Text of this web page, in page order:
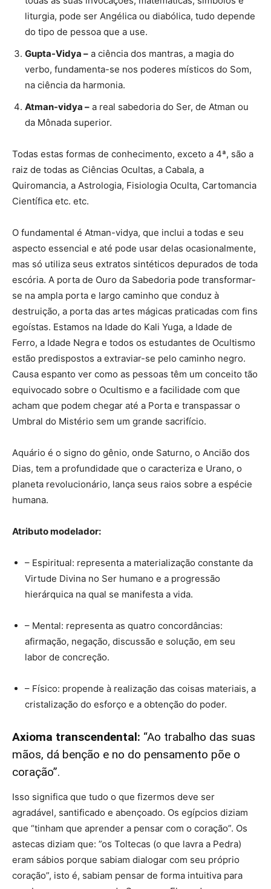
liturgia, pode ser Angélica ou diabólica, tudo depende
do tipo de pessoa que a use.
Gupta-Vidya – a ciência dos mantras, a magia do
verbo, fundamenta-se nos poderes místicos do Som,
na ciência da harmonia.
Atman-vidya – a real sabedoria do Ser, de Atman ou
da Mônada superior.
Todas estas formas de conhecimento, exceto a 4ª, são a
raiz de todas as Ciências Ocultas, a Cabala, a
Quiromancia, a Astrologia, Fisiologia Oculta, Cartomancia
Científica etc. etc.
O fundamental é Atman-vidya, que inclui a todas e seu
aspecto essencial e até pode usar delas ocasionalmente,
mas só utiliza seus extratos sintéticos depurados de toda
escória. A porta de Ouro da Sabedoria pode transformar-
se na ampla porta e largo caminho que conduz à
destruição, a porta das artes mágicas praticadas com fins
egoístas. Estamos na Idade do Kali Yuga, a Idade de
Ferro, a Idade Negra e todos os estudantes de Ocultismo
estão predispostos a extraviar-se pelo caminho negro.
Causa espanto ver como as pessoas têm um conceito tão
equivocado sobre o Ocultismo e a facilidade com que
acham que podem chegar até a Porta e transpassar o
Umbral do Mistério sem um grande sacrifício.
Aquário é o signo do gênio, onde Saturno, o Ancião dos
Dias, tem a profundidade que o caracteriza e Urano, o
planeta revolucionário, lança seus raios sobre a espécie
humana.
Atributo modelador:
– Espiritual: representa a materialização constante da
Virtude Divina no Ser humano e a progressão
hierárquica na qual se manifesta a vida.
– Mental: representa as quatro concordâncias:
afirmação, negação, discussão e solução, em seu
labor de concreção.
– Físico: propende à realização das coisas materiais, a
cristalização do esforço e a obtenção do poder.
Axioma transcendental: “Ao trabalho das suas
mãos, dá benção e no do pensamento põe o
coração”.
Isso significa que tudo o que fizermos deve ser
agradável, santificado e abençoado. Os egípcios diziam
que “tinham que aprender a pensar com o coração”. Os
astecas diziam que: ”os Toltecas (o que lavra a Pedra)
eram sábios porque sabiam dialogar com seu próprio
coração”, isto é, sabiam pensar de forma intuitiva para